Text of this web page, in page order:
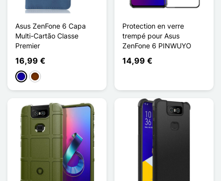
Asus ZenFone 6 Capa
Multi-Cartão Classe
Premier
16,99 €
Azul Escuro
Café
Protection en verre
trempé pour Asus
ZenFone 6 PINWUYO
14,99 €